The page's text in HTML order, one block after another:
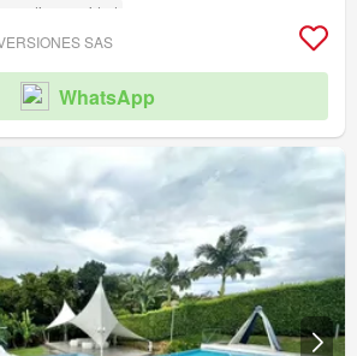
discapacidad
SAS
WhatsApp